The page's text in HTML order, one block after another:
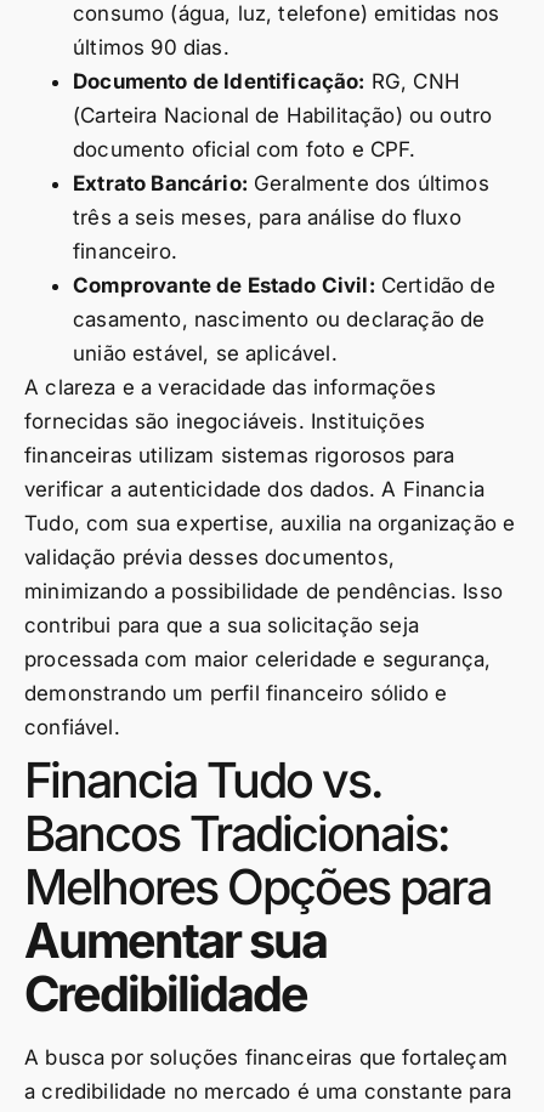
consumo (água, luz, telefone) emitidas nos
últimos 90 dias.
Documento de Identificação: RG, CNH
(Carteira Nacional de Habilitação) ou outro
documento oficial com foto e CPF.
Extrato Bancário: Geralmente dos últimos
três a seis meses, para análise do fluxo
financeiro.
Comprovante de Estado Civil: Certidão de
casamento, nascimento ou declaração de
união estável, se aplicável.
A clareza e a veracidade das informações
fornecidas são inegociáveis. Instituições
financeiras utilizam sistemas rigorosos para
verificar a autenticidade dos dados. A Financia
Tudo, com sua expertise, auxilia na organização e
validação prévia desses documentos,
minimizando a possibilidade de pendências. Isso
contribui para que a sua solicitação seja
processada com maior celeridade e segurança,
demonstrando um perfil financeiro sólido e
confiável.
Financia Tudo vs.
Bancos Tradicionais:
Melhores Opções para
Aumentar sua
Credibilidade
A busca por soluções financeiras que fortaleçam
a credibilidade no mercado é uma constante para